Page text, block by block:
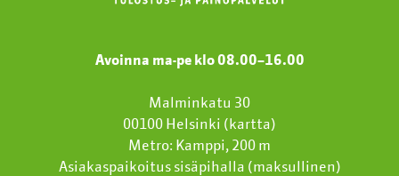
Avoinna ma-pe klo 08.00–16.00
Malminkatu 30
00100 Helsinki ( kartta)
Metro: Kamppi, 200 m
Asiakaspaikoitus sisäpihalla (maksullinen)